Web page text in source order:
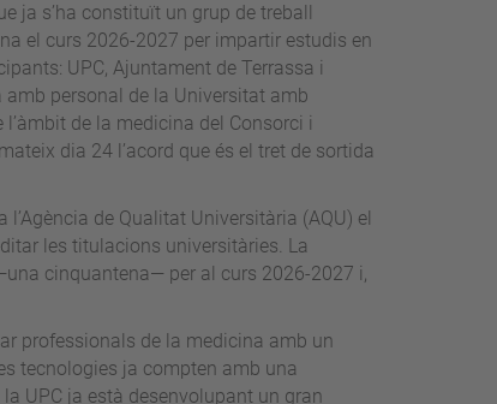
ja s’ha constituït un grup de treball
el curs 2026-2027 per impartir estudis en
UPC, Ajuntament de Terrassa i
personal de la Universitat amb
de la medicina del Consorci i
dia 24 l’acord que és el tret de sortida
de Qualitat Universitària (AQU) el
les titulacions universitàries. La
cinquantena— per al curs 2026-2027 i,
professionals de la medicina amb un
tecnologies ja compten amb una
UPC ja està desenvolupant un gran